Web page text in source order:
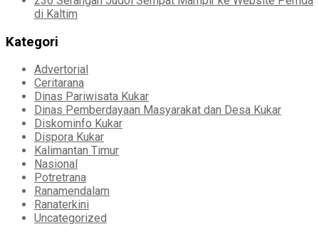
di Kaltim
Kategori
Advertorial
Ceritarana
Dinas Pariwisata Kukar
Dinas Pemberdayaan Masyarakat dan Desa Kukar
Diskominfo Kukar
Dispora Kukar
Kalimantan Timur
Nasional
Potretrana
Ranamendalam
Ranaterkini
Uncategorized